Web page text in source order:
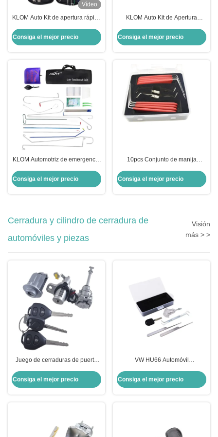
Vídeo
KLOM Auto Kit de apertura rápida
calidad para acceso rápido a
cerraduras
Consiga el mejor precio
KLOM Auto Kit de Apertura
automóviles La solución perfecta
para abrir la puerta del automóvil
Consiga el mejor precio
KLOM Automotriz de emergencia
calidad herramienta cerrajero de
automóviles
Consiga el mejor precio
10pcs Conjunto de manija
herramienta de desbloqueo de
alta calidad herramientas de
Consiga el mejor precio
Cerradura y cilindro de cerradura de
automóviles y piezas
Visión
más > >
Juego de cerraduras de puerta
encendido y cerraduras de puerta
y maletero para vehículos
Consiga el mejor precio
VW HU66 Automóvil
+ 3 herramientas de recogida de
cerraduras
Consiga el mejor precio